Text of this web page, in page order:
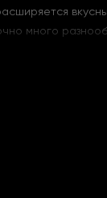
много